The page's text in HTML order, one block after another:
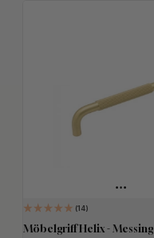
14
Möbelgriff Helix - Messing